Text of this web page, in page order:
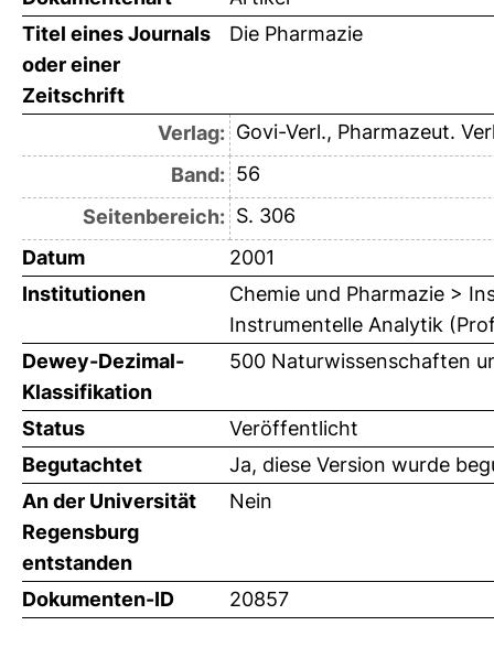
Titel eines Journals
oder einer
Zeitschrift
Die Pharmazie
Verlag: Govi-Verl., Pharmazeut.
Band: 56
Seitenbereich: S. 306
Datum
2001
Institutionen
Chemie und Pharmazie >
Instrumentelle Analytik
Dewey-Dezimal-
Klassifikation
500 Naturwissenschaften
Status
Veröffentlicht
Begutachtet
Ja, diese Version wurde
An der Universität
Regensburg
entstanden
Nein
Dokumenten-ID 20857